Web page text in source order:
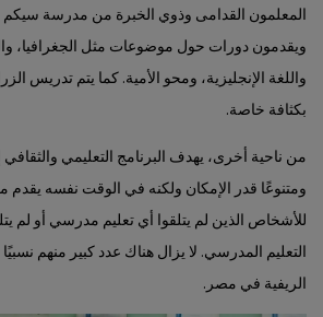
المعلمون القدامى وذوي الخبرة من مدرسة سيكم
ويقدمون دورات حول موضوعات مثل الجغرافيا،
واللغة الإنجليزية، ومحو الأمية. كما يتم تدريس
بكثافة خاصة.
من ناحية أخرى، يهدف البرنامج التعليمي
ومتنوعًا قدر الإمكان ولكنه في الوقت نفسه يقدم
للأشخاص الذين لم يتلقوا أي تعليم مدرسي أو لم
التعليم المدرسي. لا يزال هناك عدد كبير منهم
الريفية في مصر.